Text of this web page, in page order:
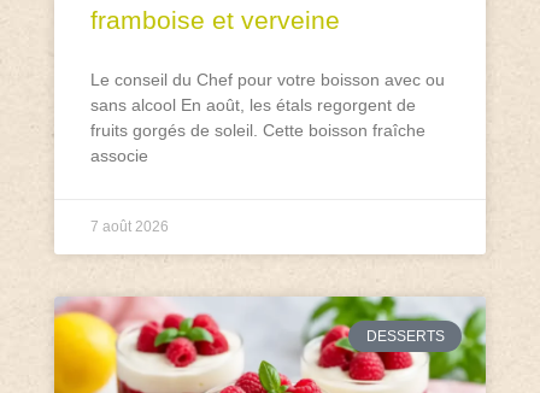
framboise et verveine
Le conseil du Chef pour votre boisson avec ou
sans alcool En août, les étals regorgent de
fruits gorgés de soleil. Cette boisson fraîche
associe
7 août 2026
DESSERTS